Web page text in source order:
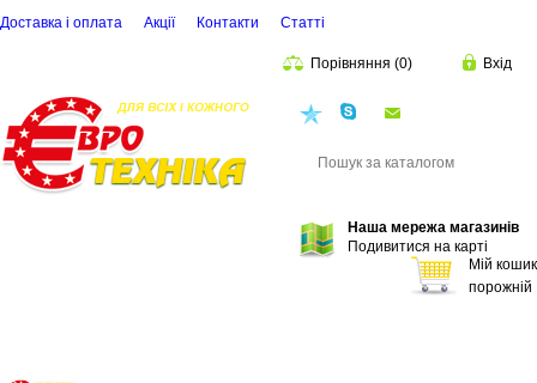
Доставка і оплата Акції Контакти Статті
Порівняння (0) Вхід
Наша мережа магазинів
Подивитися на карті
Мій кошик
порожній